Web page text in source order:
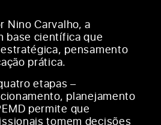
Nino Carvalho, a
base científica que
pensamento
prática.
etapas –
planejamento
permite que
tomem decisões